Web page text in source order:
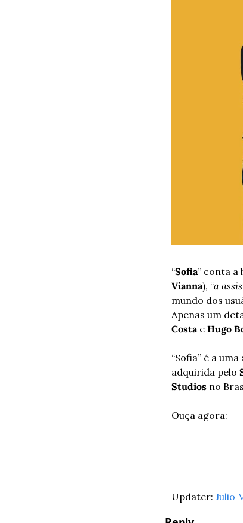
“Sofia” conta a
Vianna), “a
mundo dos
Apenas um
Costa e Hugo
“Sofia” é a
adquirida pelo
Studios no
Ouça agora:
Updater: Julio